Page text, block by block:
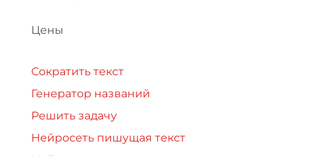
Цены
Сократить текст
Генератор названий
Решить задачу
Нейросеть пишущая текст